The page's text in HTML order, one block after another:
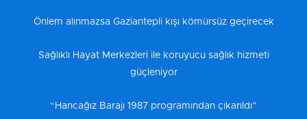
Önlem alınmazsa Gaziantepli kışı kömürsüz geçirecek
Sağlıklı Hayat Merkezleri ile koruyucu sağlık hizmeti
güçleniyor
“Hancağız Barajı 1987 programından çıkarıldı”